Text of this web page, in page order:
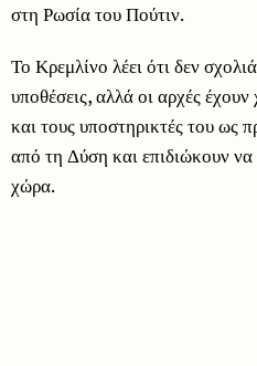
στη Ρωσία του Πούτιν.
Το Κρεμλίνο λέει ότι δεν
υποθέσεις, αλλά οι αρχές
και τους υποστηρικτές του ως
από τη Δύση και επιδιώκουν
χώρα.